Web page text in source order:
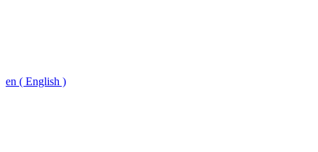
en ( English )